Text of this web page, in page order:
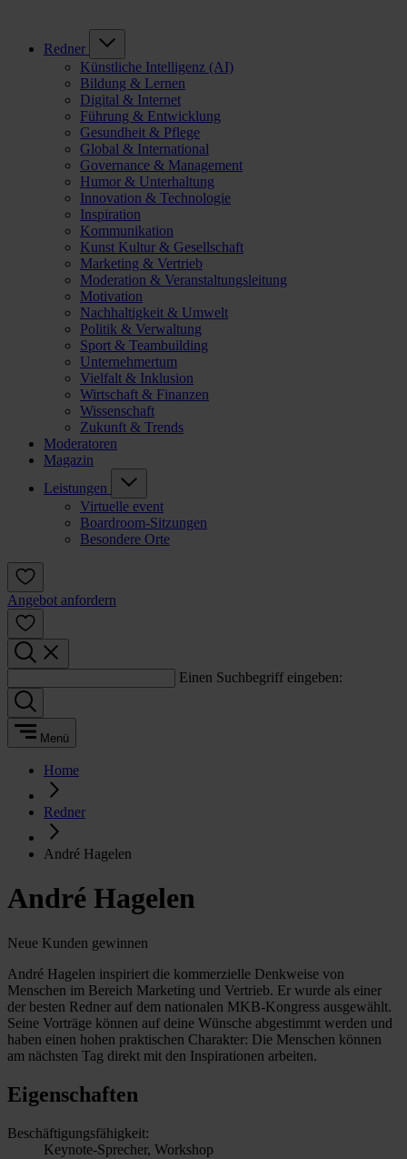
Redner
Künstliche Intelligenz (AI)
Bildung & Lernen
Digital & Internet
Führung & Entwicklung
Gesundheit & Pflege
Global & International
Governance & Management
Humor & Unterhaltung
Innovation & Technologie
Inspiration
Kommunikation
Kunst Kultur & Gesellschaft
Marketing & Vertrieb
Moderation & Veranstaltungsleitung
Motivation
Nachhaltigkeit & Umwelt
Politik & Verwaltung
Sport & Teambuilding
Unternehmertum
Vielfalt & Inklusion
Wirtschaft & Finanzen
Wissenschaft
Zukunft & Trends
Moderatoren
Magazin
Leistungen
Virtuelle event
Boardroom-Sitzungen
Besondere Orte
Angebot anfordern
Einen Suchbegriff eingeben:
Menü
Home
Redner
André Hagelen
André Hagelen
Neue Kunden gewinnen
André Hagelen inspiriert die kommerzielle Denkweise von
Menschen im Bereich Marketing und Vertrieb. Er wurde als einer
der besten Redner auf dem nationalen MKB-Kongress ausgewählt.
Seine Vorträge können auf deine Wünsche abgestimmt werden und
haben einen hohen praktischen Charakter: Die Menschen können
am nächsten Tag direkt mit den Inspirationen arbeiten.
Eigenschaften
Beschäftigungsfähigkeit:
Keynote-Sprecher, Workshop